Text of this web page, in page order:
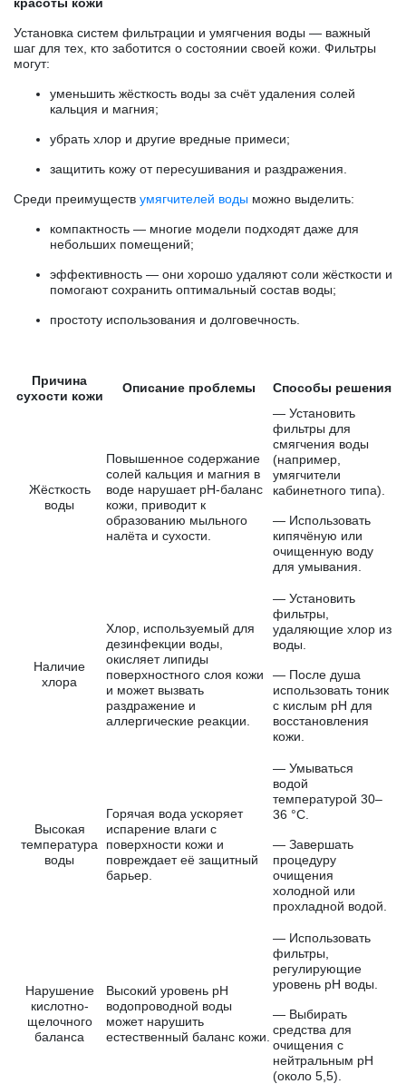
Установка систем фильтрации и умягчения воды — важный
шаг для тех, кто заботится о состоянии своей кожи. Фильтры
могут:
уменьшить жёсткость воды за счёт удаления солей
кальция и магния;
убрать хлор и другие вредные примеси;
защитить кожу от пересушивания и раздражения.
Среди преимуществ умягчителей воды можно выделить:
компактность — многие модели подходят даже для
небольших помещений;
эффективность — они хорошо удаляют соли жёсткости и
помогают сохранить оптимальный состав воды;
простоту использования и долговечность.
Причина
сухости кожи
Описание проблемы Способы решения
Жёсткость
воды
Повышенное содержание
солей кальция и магния в
воде нарушает pH-баланс
кожи, приводит к
образованию мыльного
налёта и сухости.
— Установить
фильтры для
смягчения воды
(например,
умягчители
кабинетного типа).
— Использовать
кипячёную или
очищенную воду
для умывания.
Наличие
хлора
Хлор, используемый для
дезинфекции воды,
окисляет липиды
поверхностного слоя кожи
и может вызвать
раздражение и
аллергические реакции.
— Установить
фильтры,
удаляющие хлор из
воды.
— После душа
использовать тоник
с кислым pH для
восстановления
кожи.
Высокая
температура
воды
Горячая вода ускоряет
испарение влаги с
поверхности кожи и
повреждает её защитный
барьер.
— Умываться
водой
температурой 30–
36 °C.
— Завершать
процедуру
очищения
холодной или
прохладной водой.
Нарушение
кислотно-
щелочного
баланса
Высокий уровень pH
водопроводной воды
может нарушить
естественный баланс кожи.
— Использовать
фильтры,
регулирующие
уровень pH воды.
— Выбирать
средства для
очищения с
нейтральным pH
(около 5,5).